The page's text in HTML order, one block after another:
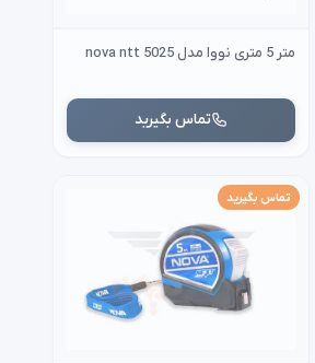
متر 5 متری نووا مدل nova ntt 5025
تماس بگیرید
تماس بگیرید